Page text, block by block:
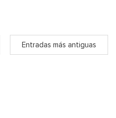
Entradas más antiguas